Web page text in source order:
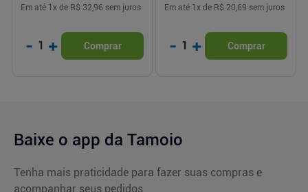
Em até 1 x de R$ 32,96 sem juros
- 1 + Comprar
Em até 1 x de R$ 20,69 sem juros
- 1 + Comprar
Baixe o app da Tamoio
Tenha mais praticidade para fazer suas compras e
acompanhar seus pedidos